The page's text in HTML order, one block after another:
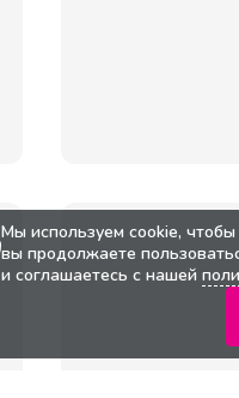
Мы используем cookie,
вы продолжаете
и соглашаетесь с нашей